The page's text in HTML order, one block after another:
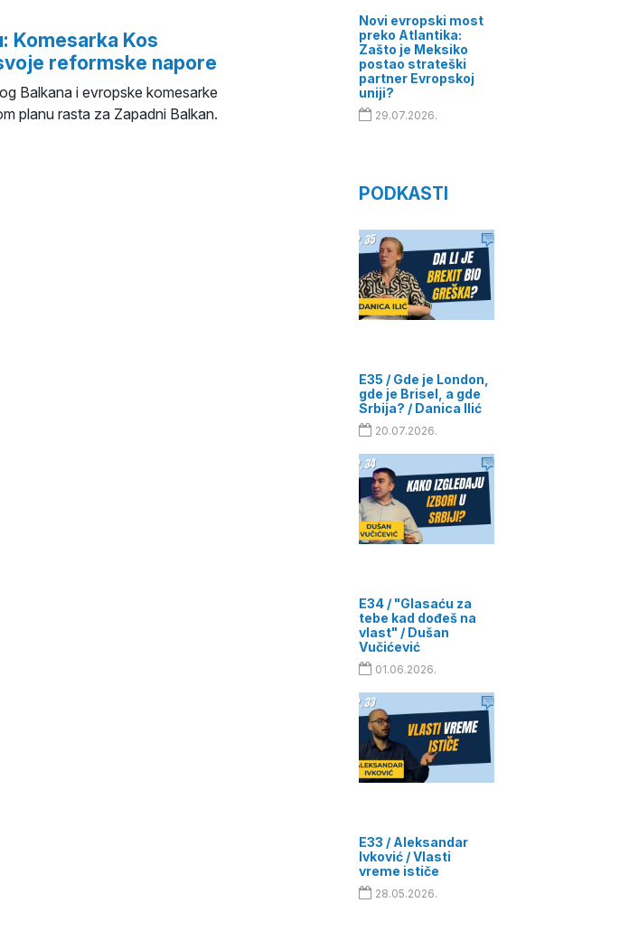
Komesarka Kos
reformske napore
Balkana i evropske komesarke
planu rasta za Zapadni Balkan.
Novi evropski most
preko Atlantika:
Zašto je Meksiko
postao strateški
partner Evropskoj
uniji?
29.07.2026.
PODKASTI
E35 / Gde je London,
gde je Brisel, a gde
Srbija? / Danica Ilić
20.07.2026.
E34 / "Glasaću za
tebe kad dođeš na
vlast" / Dušan
Vučićević
01.06.2026.
E33 / Aleksandar
Ivković / Vlasti
vreme ističe
28.05.2026.